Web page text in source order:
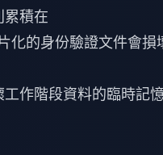
累積在
化的身份驗證文件會損
作階段資料的臨時記